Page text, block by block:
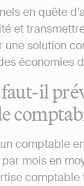
en quête
et
une solution
économies
il
comptable
mois en
comptable